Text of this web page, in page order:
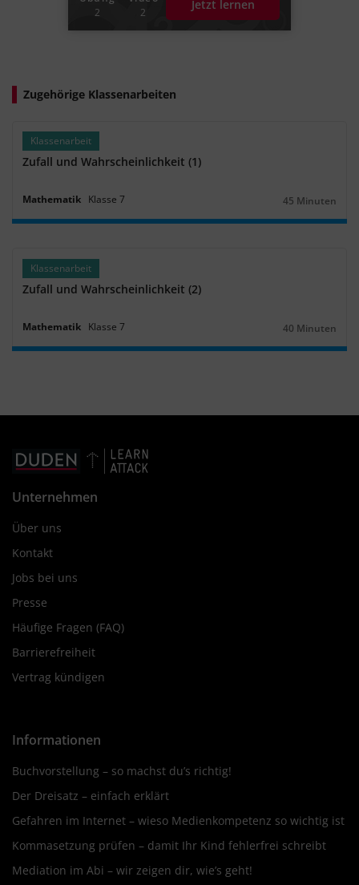
2
2
Jetzt lernen
Zugehörige Klassenarbeiten
Klassenarbeit
Zufall und Wahrscheinlichkeit (1)
Mathematik Klasse 7
Dauer:
45 Minuten
Klassenarbeit
Zufall und Wahrscheinlichkeit (2)
Mathematik Klasse 7
Dauer:
40 Minuten
Unternehmen
Über uns
Kontakt
Jobs bei uns
Presse
Häufige Fragen (FAQ)
Barrierefreiheit
Vertrag kündigen
Informationen
Buchvorstellung – so machst du’s richtig!
Der Dreisatz – einfach erklärt
Gefahren im Internet – wieso Medienkompetenz so wichtig ist
Kommasetzung prüfen – damit Ihr Kind fehlerfrei schreibt
Mediation im Abi – wir zeigen dir, wie’s geht!